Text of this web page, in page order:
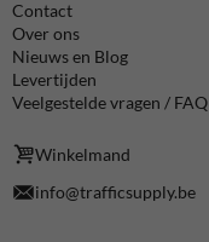
Contact
Over ons
Nieuws en Blog
Levertijden
Veelgestelde vragen / FAQ
Winkelmand
info@trafficsupply.be